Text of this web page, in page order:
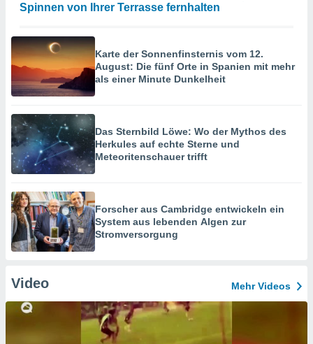
Spinnen von Ihrer Terrasse fernhalten
Karte der Sonnenfinsternis vom 12.
August: Die fünf Orte in Spanien mit mehr
als einer Minute Dunkelheit
Das Sternbild Löwe: Wo der Mythos des
Herkules auf echte Sterne und
Meteoritenschauer trifft
Forscher aus Cambridge entwickeln ein
System aus lebenden Algen zur
Stromversorgung
Video Mehr Videos